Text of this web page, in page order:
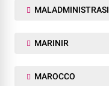
MALADMINISTRASI
MARINIR
MAROCCO